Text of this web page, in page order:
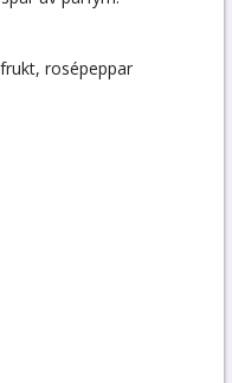
rosépeppar